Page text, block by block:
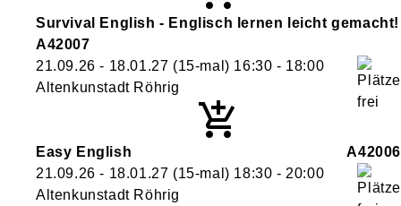
Survival English - Englisch lernen leicht gemacht!
A42007
21.09.26 - 18.01.27 (15-mal) 16:30 - 18:00
Altenkunstadt Röhrig
Easy English
A42006
21.09.26 - 18.01.27 (15-mal) 18:30 - 20:00
Altenkunstadt Röhrig